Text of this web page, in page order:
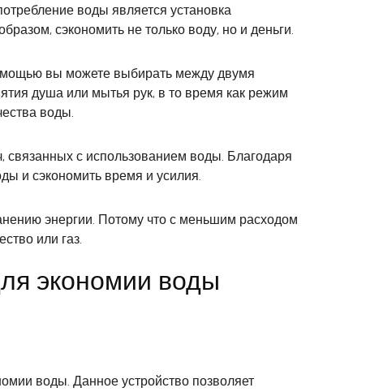
воды является установка
сэкономить не только воду, но и деньги.
вы можете выбирать между двумя
душа или мытья рук, в то время как режим
воды.
связанных с использованием воды. Благодаря
и сэкономить время и усилия.
энергии. Потому что с меньшим расходом
или газ.
экономии воды
воды. Данное устройство позволяет